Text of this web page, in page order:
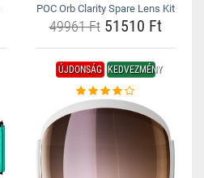
POC Orb Clarity Spare Lens Kit
49961 Ft51510 Ft
ÚJDONSÁG KEDVEZMÉNY